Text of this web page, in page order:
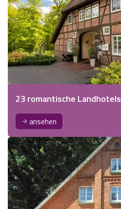
23 romantische Landhotels
ansehen